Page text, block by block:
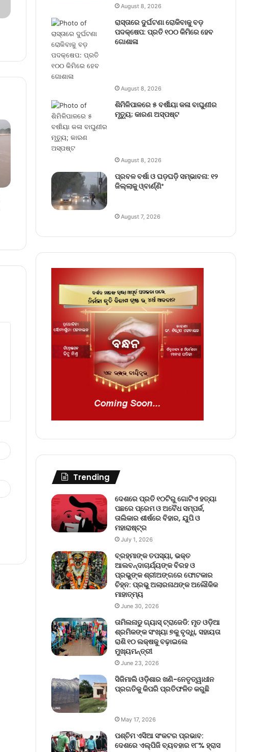
August 8, 2026
ରାସ୍ତାରେ ଦୁର୍ଘଟଣା ରୋକିବାକୁ ବଡ଼
ପଦକ୍ଷେପ: ପ୍ରତି ୧୦୦ କିମିରେ ହେବ
ଗୋଶାଳା
August 8, 2026
ଶିମିଳିପାଳରେ ୫ ବର୍ଷୀୟା କଳା ବାଘୁଣୀର
ମୃତ୍ୟୁ; କାରଣ ଅସ୍ପଷ୍ଟ
August 8, 2026
ପ୍ରବଳ ବର୍ଷା ଓ ଘଡ଼ଘଡ଼ି ସମ୍ଭାବନା: ୧୨
ଜିଲ୍ଲାକୁ ଓ୍ବାର୍ଣ୍ଣିଂ
August 7, 2026
Trending
ଦେଶରେ ପ୍ରତି ୧୦ଟିରୁ ଗୋଟିଏ ହତ୍ୟା
ପଛରେ ପ୍ରେମ ଓ ଅବୈଧ ସମ୍ପର୍କ,
ତାଲିକାର ଶୀର୍ଷରେ ବିହାର, ୟୁପି ଓ
ମହାରାଷ୍ଟ୍ର
July 1, 2026
ବ୍ରହ୍ମାଙ୍କ ତପସ୍ୟା, ଭକ୍ତ
ଆଲବନ୍ଦାଚାର୍ଯ୍ୟଙ୍କ ବିରହ ଓ
ପ୍ରଭୁଙ୍କ ଶ୍ରୀଅଙ୍ଗରେ ଫୋଟକାର
ଚିହ୍ନ: ପ୍ରଭୁ ଅଲାରନାଥଙ୍କ ଅଲୌକିକ
ମାହାତ୍ମ୍ୟ
June 30, 2026
ତାମିଲନାଡୁ ଗ୍ୟାସ୍ ଟ୍ରାଜେଡି: ମୃତ ଓଡ଼ିଆ
ଶ୍ରମିକଙ୍କ ସଂଖ୍ୟା ୭କୁ ବୃଦ୍ଧି, ସହାୟତା
ରାଶି ୧୦ ଲକ୍ଷକୁ ବଢ଼ାଇଲେ
ମୁଖ୍ୟମନ୍ତ୍ରୀ
June 23, 2026
ସିଜିମାଲି ଓଡ଼ିଶାର ଖଣି-ନେତୃତ୍ୱାଧୀନ
ପ୍ରଗତିକୁ କିପରି ପ୍ରତିଫଳିତ କରୁଛି
May 17, 2026
ପଶ୍ଚିମ ଏସିଆ ସଂକଟର ପ୍ରଭାବ:
ଦେଶରେ ଏଲ୍‌ପିଜି ବ୍ୟବହାର ୧୮% ହ୍ରାସ